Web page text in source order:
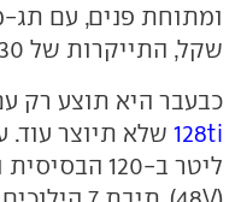
שקל, התייקרות של 30 אלף שקל.
כבעבר היא תוצע רק
128ti
ליטר ב-120